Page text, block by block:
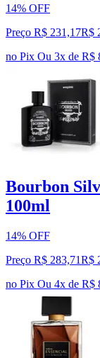
14% OFF
Preço R$ 231,17R$
no Pix Ou 3x de R$
Bourbon
100ml
14% OFF
Preço R$ 283,71R$
no Pix Ou 4x de R$